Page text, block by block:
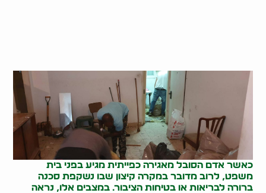
כאשר אדם הסובל מאגירה כפייתית מגיע בפני בית
משפט, לרוב מדובר במקרה קיצון שבו נשקפת סכנה
ברורה לבריאות או בטיחות הציבור. במצבים אלו, נראה